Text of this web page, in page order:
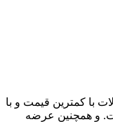
با کمترین قیمت و با
و همچنین عرضه